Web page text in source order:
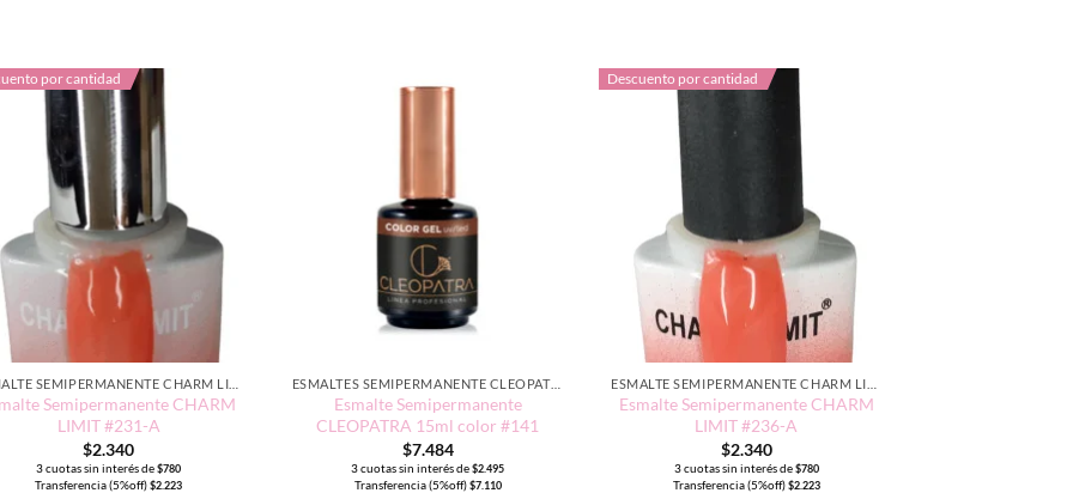
por cantidad
Semipermanente CHARM
LIMIT #231-A
$2.340
3 cuotas sin interés de$780
Transferencia (5%off)$2.223
ESMALTES SEMIPERMANENTE CLEOPATRA 15ML
Esmalte Semipermanente
CLEOPATRA 15ml color #141
$7.484
3 cuotas sin interés de$2.495
Transferencia (5%off)$7.110
Descuento por cantidad
Esmalte Semipermanente CHARM
LIMIT #236-A
$2.340
3 cuotas sin interés de$780
Transferencia (5%off)$2.223